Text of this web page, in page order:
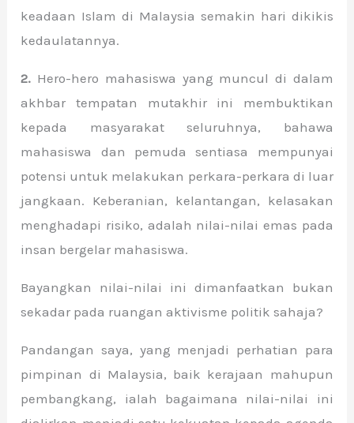
keadaan Islam di Malaysia semakin hari dikikis
kedaulatannya.
2. Hero-hero mahasiswa yang muncul di dalam
akhbar tempatan mutakhir ini membuktikan
kepada masyarakat seluruhnya, bahawa
mahasiswa dan pemuda sentiasa mempunyai
potensi untuk melakukan perkara-perkara di luar
jangkaan. Keberanian, kelantangan, kelasakan
menghadapi risiko, adalah nilai-nilai emas pada
insan bergelar mahasiswa.
Bayangkan nilai-nilai ini dimanfaatkan bukan
sekadar pada ruangan aktivisme politik sahaja?
Pandangan saya, yang menjadi perhatian para
pimpinan di Malaysia, baik kerajaan mahupun
pembangkang, ialah bagaimana nilai-nilai ini